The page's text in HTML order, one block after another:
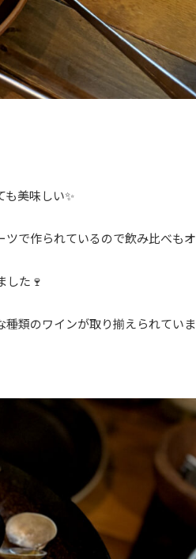
美味しい✨
で作られているので飲み比べもオ
した🍷
類のワインが取り揃えられていま